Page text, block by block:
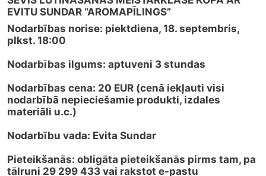
EVITU SUNDAR “AROMAPĪLINGS”
Nodarbības norise: piektdiena, 18. septembris,
plkst. 18:00
Nodarbības ilgums: aptuveni 3 stundas
Nodarbības cena: 20 EUR (cenā iekļauti visi
nodarbībā nepieciešamie produkti, izdales
materiāli u.c.)
Nodarbību vada: Evita Sundar
Pieteikšanās: obligāta pieteikšanās pirms tam, pa
tālruni 29 299 433 vai rakstot e-pastu